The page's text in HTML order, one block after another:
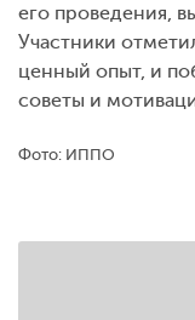
его проведения,
Участники
ценный опыт, и
советы и
Фото: ИППО